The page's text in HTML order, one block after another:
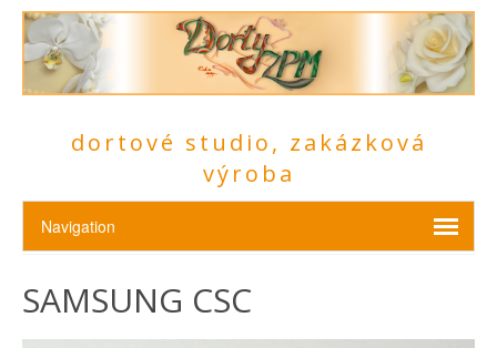
dortové studio, zakázková
výroba
SAMSUNG CSC